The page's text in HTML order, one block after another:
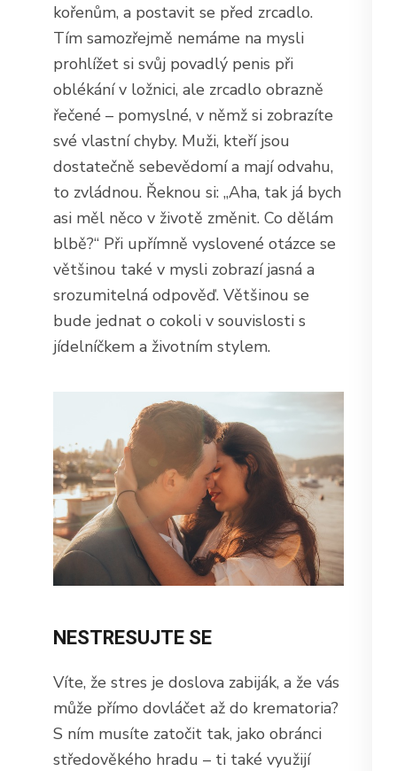
kořenům, a postavit se před zrcadlo.
Tím samozřejmě nemáme na mysli
prohlížet si svůj povadlý penis při
oblékání v ložnici, ale zrcadlo obrazně
řečené – pomyslné, v němž si zobrazíte
své vlastní chyby. Muži, kteří jsou
dostatečně sebevědomí a mají odvahu,
to zvládnou. Řeknou si: „Aha, tak já bych
asi měl něco v životě změnit. Co dělám
blbě?“ Při upřímně vyslovené otázce se
většinou také v mysli zobrazí jasná a
srozumitelná odpověď. Většinou se
bude jednat o cokoli v souvislosti s
jídelníčkem a životním stylem.
NESTRESUJTE SE
Víte, že stres je doslova zabiják, a že vás
může přímo dovláčet až do krematoria?
S ním musíte zatočit tak, jako obránci
středověkého hradu – ti také využijí